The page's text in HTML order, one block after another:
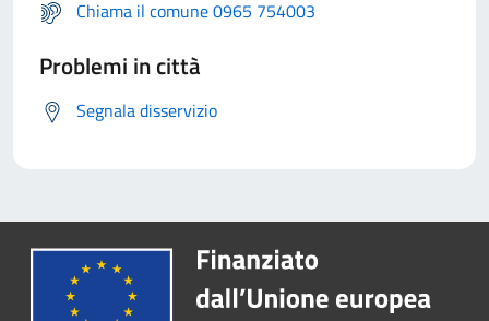
Chiama il comune 0965 754003
Problemi in città
Segnala disservizio